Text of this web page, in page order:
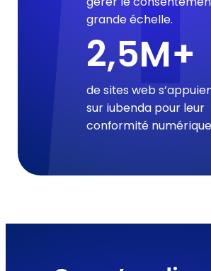
grande échelle.
2,5M+
de sites web
sur iubenda pour leur
conformité numérique